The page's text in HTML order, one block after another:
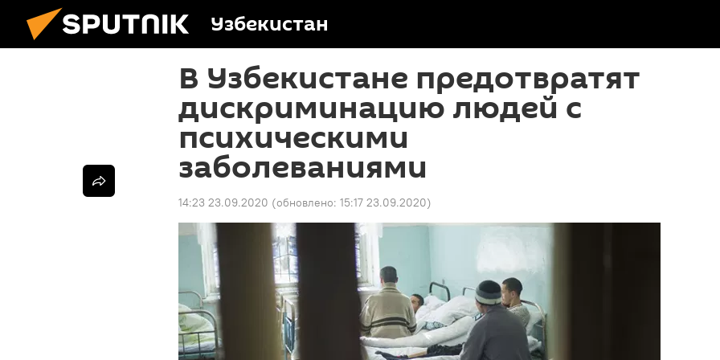
Узбекистан
В Узбекистане предотвратят
дискриминацию людей с
психическими
заболеваниями
14:23 23.09.2020 (обновлено: 15:17 23.09.2020)